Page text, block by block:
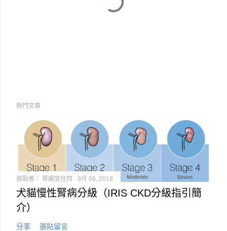
貼
言
熱門文章
張貼者： 草廟堂住持 9月 06, 2018
犬貓慢性腎病分級（IRIS CKD分級指引簡
介）
分享 張貼留言